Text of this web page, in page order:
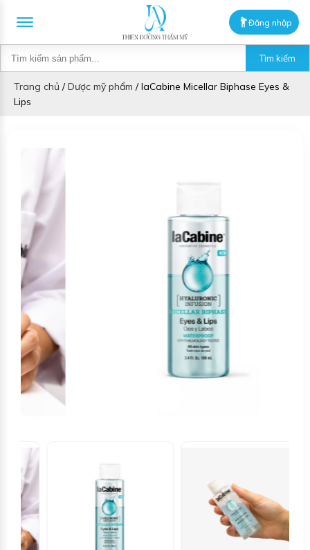
Đăng nhập
Tìm kiếm
Trang chủ /Dược mỹ phẩm /laCabine Micellar Biphase Eyes &
Lips